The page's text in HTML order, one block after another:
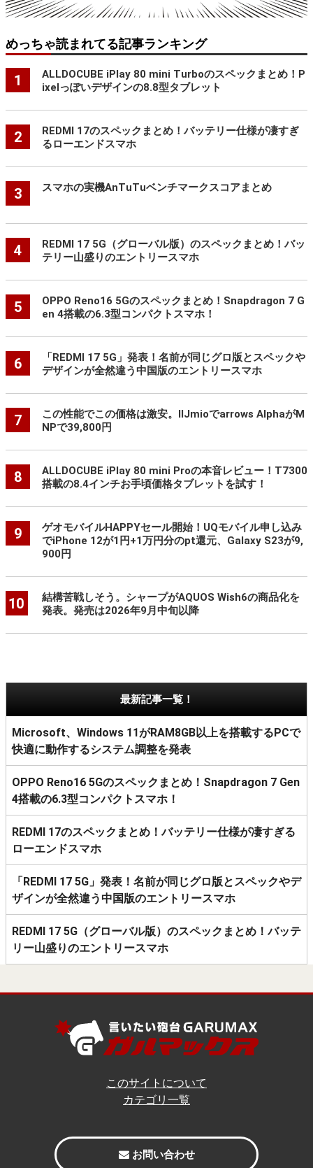
めっちゃ読まれてる記事ランキング
1
ALLDOCUBE iPlay 80 mini Turboのスペックまとめ！P
ixelっぽいデザインの8.8型タブレット
2
REDMI 17のスペックまとめ！バッテリー仕様が凄すぎ
るローエンドスマホ
3 スマホの実機AnTuTuベンチマークスコアまとめ
4
REDMI 17 5G（グローバル版）のスペックまとめ！バッ
テリー山盛りのエントリースマホ
5
OPPO Reno16 5Gのスペックまとめ！Snapdragon 7 G
en 4搭載の6.3型コンパクトスマホ！
6
「REDMI 17 5G」発表！名前が同じグロ版とスペックや
デザインが全然違う中国版のエントリースマホ
7
この性能でこの価格は激安。IIJmioでarrows AlphaがM
NPで39,800円
8
ALLDOCUBE iPlay 80 mini Proの本音レビュー！T7300
搭載の8.4インチお手頃価格タブレットを試す！
9
ゲオモバイルHAPPYセール開始！UQモバイル申し込み
でiPhone 12が1円+1万円分のpt還元、Galaxy S23が9,
900円
10
結構苦戦しそう。シャープがAQUOS Wish6の商品化を
発表。発売は2026年9月中旬以降
最新記事一覧！
Microsoft、Windows 11がRAM8GB以上を搭載するPCで
快適に動作するシステム調整を発表
OPPO Reno16 5Gのスペックまとめ！Snapdragon 7 Gen
4搭載の6.3型コンパクトスマホ！
REDMI 17のスペックまとめ！バッテリー仕様が凄すぎる
ローエンドスマホ
「REDMI 17 5G」発表！名前が同じグロ版とスペックやデ
ザインが全然違う中国版のエントリースマホ
REDMI 17 5G（グローバル版）のスペックまとめ！バッテ
リー山盛りのエントリースマホ
このサイトについて
カテゴリ一覧
お問い合わせ